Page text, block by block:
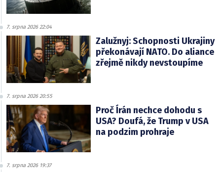
7. srpna 2026 22:04
Zalužnyj: Schopnosti Ukrajiny
překonávají NATO. Do aliance
zřejmě nikdy nevstoupíme
7. srpna 2026 20:55
Proč Írán nechce dohodu s
USA? Doufá, že Trump v USA
na podzim prohraje
7. srpna 2026 19:37